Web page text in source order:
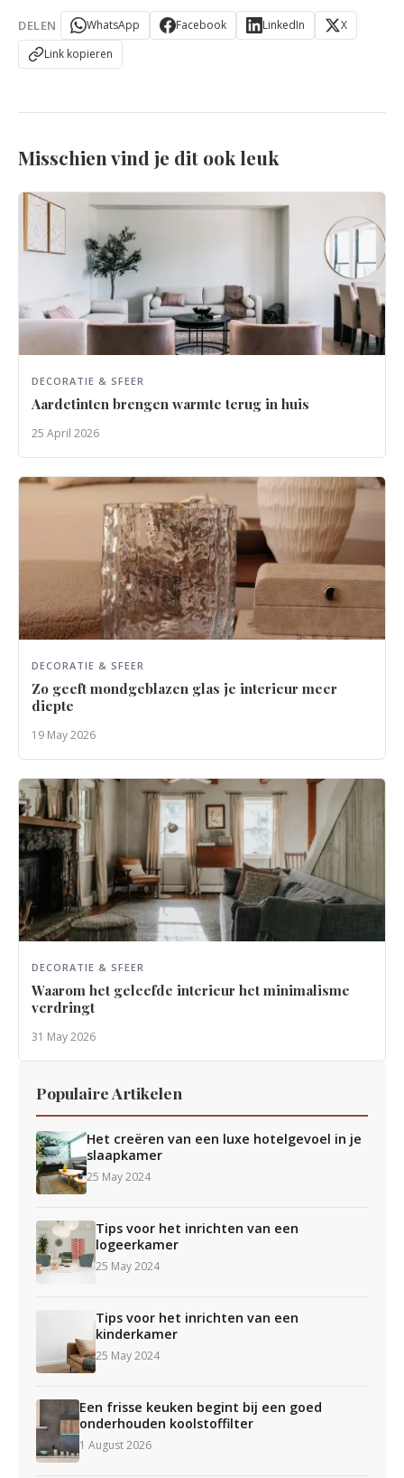
DELEN WhatsApp Facebook LinkedIn
X
Link kopieren
Misschien vind je dit ook leuk
DECORATIE & SFEER
Aardetinten brengen warmte terug in huis
25 April 2026
DECORATIE & SFEER
Zo geeft mondgeblazen glas je interieur meer
diepte
19 May 2026
DECORATIE & SFEER
Waarom het geleefde interieur het minimalisme
verdringt
31 May 2026
Populaire Artikelen
Het creëren van een luxe hotelgevoel in je
slaapkamer
25 May 2024
Tips voor het inrichten van een
logeerkamer
25 May 2024
Tips voor het inrichten van een
kinderkamer
25 May 2024
Een frisse keuken begint bij een goed
onderhouden koolstoffilter
1 August 2026